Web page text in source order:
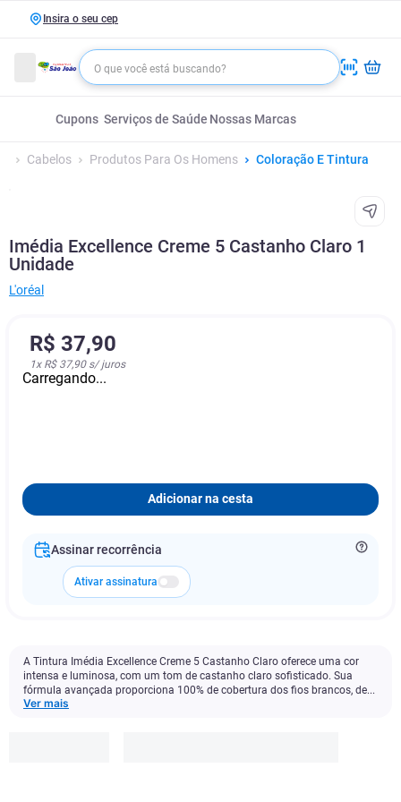
Insira o seu cep
Cupons Serviços de Saúde Nossas Marcas
Cabelos Produtos Para Os Homens Coloração E Tintura
Imédia Excellence Creme 5 Castanho Claro 1
Unidade
L'oréal
R$ 37,90
1x R$ 37,90s/ juros
Carregando...
Adicionar na cesta
Assinar recorrência
Ativar assinatura
A Tintura Imédia Excellence Creme 5 Castanho Claro oferece uma cor
intensa e luminosa, com um tom de castanho claro sofisticado. Sua
fórmula avançada proporciona 100% de cobertura dos fios brancos, de...
Ver mais